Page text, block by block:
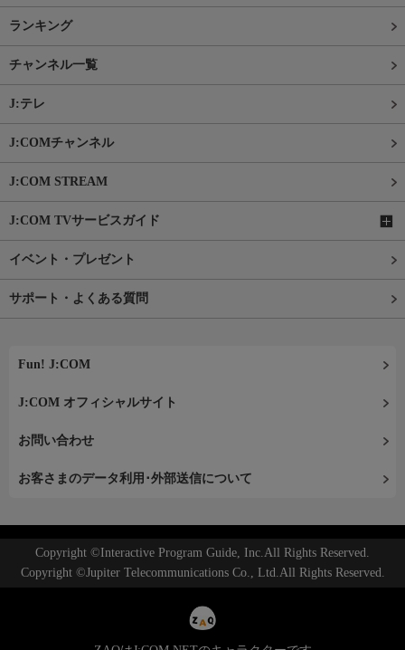
ランキング
チャンネル一覧
J:テレ
J:COMチャンネル
J:COM STREAM
J:COM TVサービスガイド
イベント・プレゼント
サポート・よくある質問
Fun! J:COM
J:COM オフィシャルサイト
お問い合わせ
お客さまのデータ利用･外部送信について
Copyright ©Interactive Program Guide, Inc.All Rights Reserved.
Copyright ©Jupiter Telecommunications Co., Ltd.All Rights Reserved.